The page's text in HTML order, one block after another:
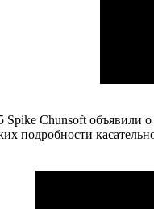
Chunsoft объявили
подробности